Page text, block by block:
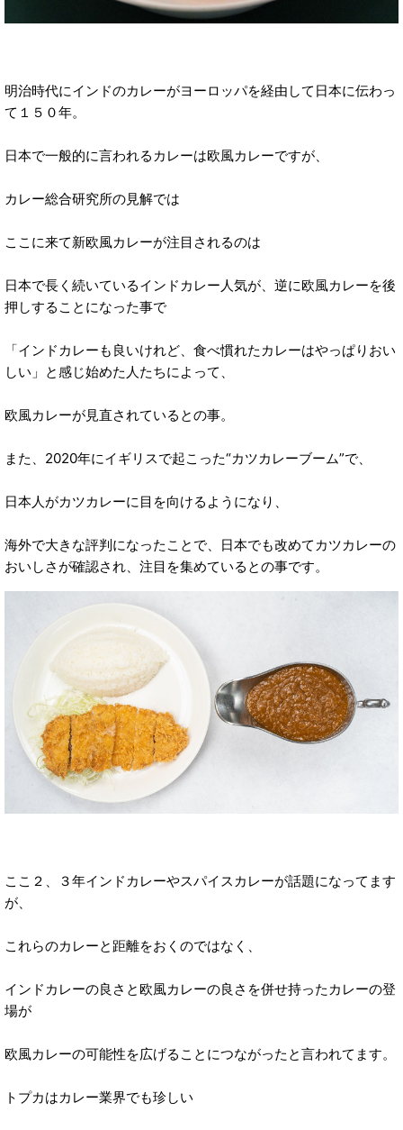
明治時代にインドのカレーがヨーロッパを経由して日本に伝わっ
て１５０年。
日本で一般的に言われるカレーは欧風カレーですが、
カレー総合研究所の見解では
ここに来て新欧風カレーが注目されるのは
日本で長く続いているインドカレー人気が、逆に欧風カレーを後
押しすることになった事で
「インドカレーも良いけれど、食べ慣れたカレーはやっぱりおい
しい」と感じ始めた人たちによって、
欧風カレーが見直されているとの事。
また、2020年にイギリスで起こった“カツカレーブーム”で、
日本人がカツカレーに目を向けるようになり、
海外で大きな評判になったことで、日本でも改めてカツカレーの
おいしさが確認され、注目を集めているとの事です。
ここ２、３年インドカレーやスパイスカレーが話題になってます
が、
これらのカレーと距離をおくのではなく、
インドカレーの良さと欧風カレーの良さを併せ持ったカレーの登
場が
欧風カレーの可能性を広げることにつながったと言われてます。
トプカはカレー業界でも珍しい